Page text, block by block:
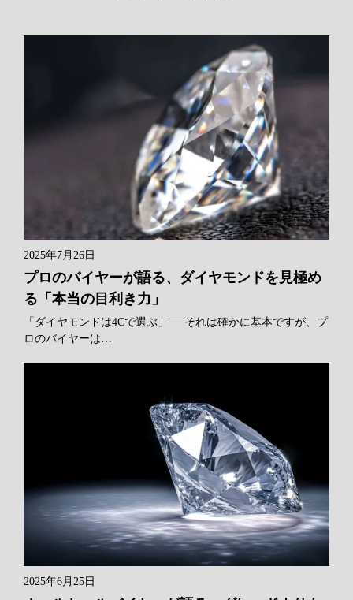
2025年7月26日
プロのバイヤーが語る、ダイヤモンドを見極め
る「本当の目利き力」
「ダイヤモンドは4Cで選ぶ」──それは確かに基本ですが、プ
ロのバイヤーは…
2025年6月25日